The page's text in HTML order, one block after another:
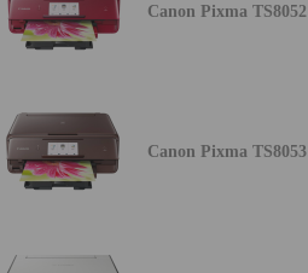
Canon Pixma TS8052
Canon Pixma TS8053